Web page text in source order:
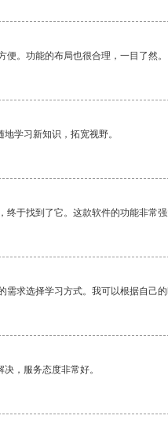
。功能的布局也很合理，一目了然。
学习新知识，拓宽视野。
于找到了它。这款软件的功能非常
求选择学习方式。我可以根据自己的
，服务态度非常好。